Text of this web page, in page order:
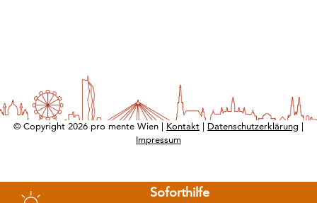
Soforthilfe
© Copyright 2026 pro mente Wien | Kontakt Datenschutzerklärung
Impressum